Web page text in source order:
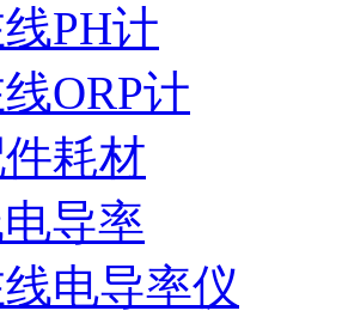
PH计
ORP计
耗材
导率
电导率仪